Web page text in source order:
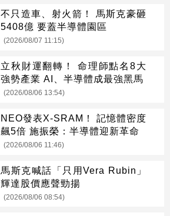
不只造車、射火箭！ 馬斯克豪砸
5408億 要蓋半導體園區
(2026/08/07 11:15)
立秋財運翻轉！ 命理師點名8大
強勢產業 AI、半導體成最強黑馬
(2026/08/06 13:54)
NEO發表X-SRAM！ 記憶體密度
飆5倍 施振榮：半導體迎新革命
(2026/08/06 11:46)
馬斯克喊話「只用Vera Rubin」
輝達股價應聲勁揚
(2026/08/06 08:54)